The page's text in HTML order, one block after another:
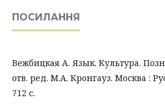
ПОСИЛАННЯ
Вежбицкая А. Язык. Культура.
отв. ред. М.А. Кронгауз. Москва :
712 с.